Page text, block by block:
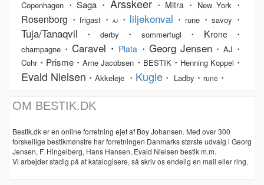
Copenhagen ・Saga・ Årsskeer・ Mitra ・ New York ・
Rosenborg ・frigast ・AJ ・ liljekonval ・ rune ・savoy ・
Tuja/Tanaqvil ・ derby ・ sommerfugl ・ Krone・
champagne ・Caravel・ Plata ・ Georg Jensen・ AJ ・
Cohr・Prisme・Arne Jacobsen ・ BESTIK・ Henning Koppel ・
Evald Nielsen ・ Akkeleje ・ Kugle ・ Ladby ・ rune ・
OM BESTIK.DK
Bestik.dk er en online forretning ejet af Boy Johansen. Med over 300
forskellige bestikmønstre har forretningen Danmarks største udvalg i Georg
Jensen, F. Hingelberg, Hans Hansen, Evald Nielsen bestik m.m.
Vi arbejder stadig på at katalogisere, så skriv os endelig en mail eller ring.